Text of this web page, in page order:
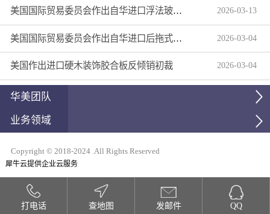
美国国际贸易委员会作出自华进口浮法玻璃制品双反产业损害终裁 2026-03-13
美国国际贸易委员会作出自华进口后拖式草地维护设备及相关零部件第三次反倾销日落复审产业损害终裁 2026-03-04
美国作出进口硬木装饰胶合板反倾销初裁 2026-03-04
华美团队
业务领域
Copyright © 2018-2024 .All Rights Reserved
犀牛云提供企业云服务
打电话 查地图 发邮件 QQ